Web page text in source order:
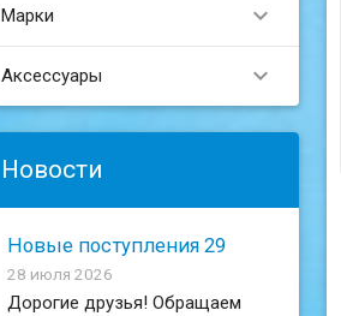
Марки 
Аксессуары 
Новости
Новые поступления 29
28 июля 2026
Дорогие друзья! Обращаем